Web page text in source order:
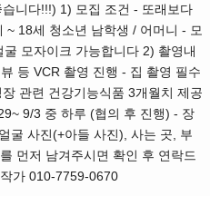
니다!!!) 1) 모집 조건 - 또래보다
~ 18세 청소년 남학생 / 어머니 - 모
모자이크 가능합니다 2) 촬영내
등 VCR 촬영 진행 - 집 촬영 필수
관련 건강기능식품 3개월치 제공
9/3 중 하루 (협의 후 진행) - 장
굴 사진(+아들 사진), 사는 곳, 부
먼저 남겨주시면 확인 후 연락드
가 010-7759-0670